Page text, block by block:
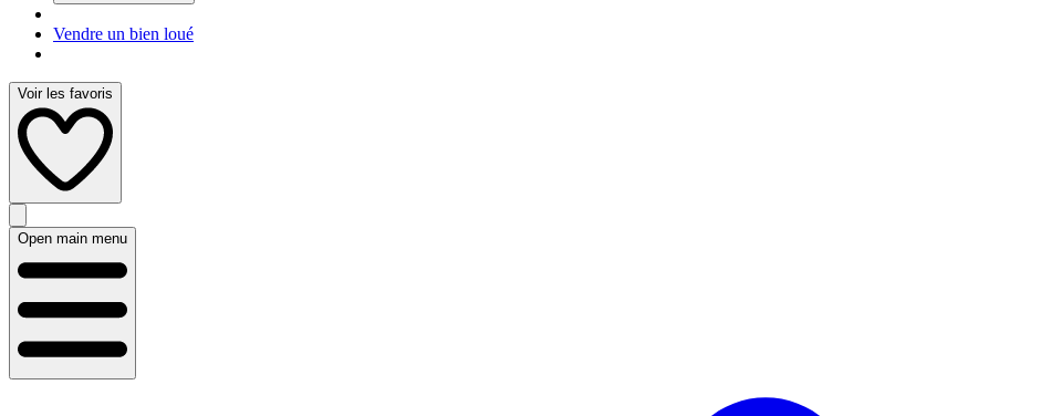
Vendre un bien loué
Voir les favoris
Open main menu